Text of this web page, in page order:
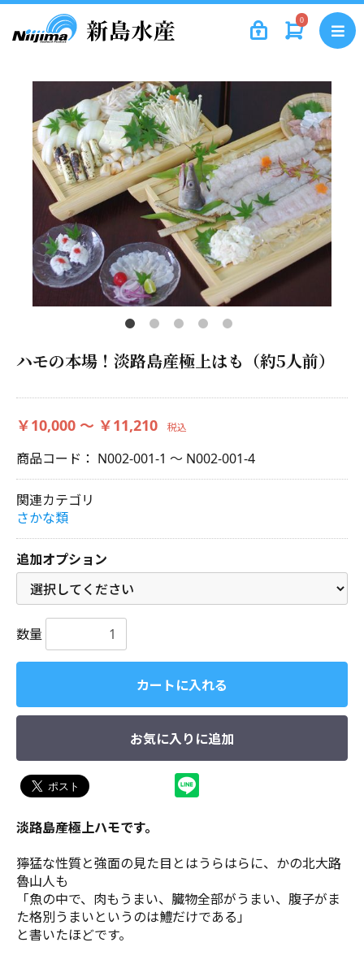
0
ハモの本場！淡路島産極上はも（約5人前）
￥10,000 ～ ￥11,210 税込
商品コード： N002-001-1 ～ N002-001-4
関連カテゴリ
さかな類
追加オプション
数量
カートに入れる
お気に入りに追加
淡路島産極上ハモです。
獰猛な性質と強面の見た目とはうらはらに、かの北大路
魯山人も
「魚の中で、肉もうまい、臓物全部がうまい、腹子がま
た格別うまいというのは鱧だけである」
と書いたほどです。